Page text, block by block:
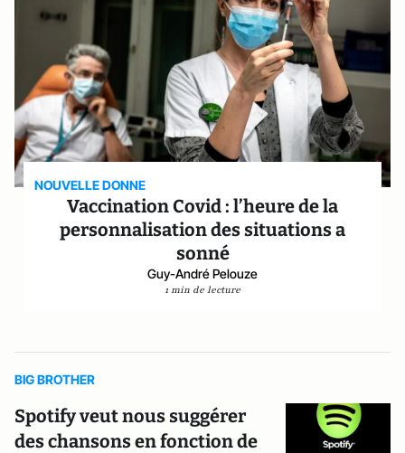
NOUVELLE DONNE
Vaccination Covid : l’heure de la
personnalisation des situations a
sonné
Guy-André Pelouze
1 min de lecture
BIG BROTHER
Spotify veut nous suggérer
des chansons en fonction de